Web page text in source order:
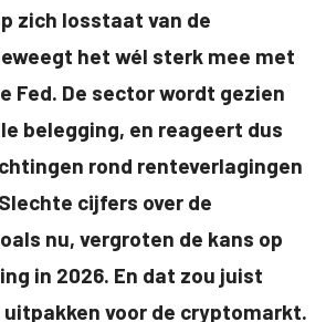
zich losstaat van de
het wél sterk mee met
Fed. De sector wordt gezien
belegging, en reageert dus
rond renteverlagingen
cijfers over de
nu, vergroten de kans op
in 2026. En dat zou juist
voor de cryptomarkt.